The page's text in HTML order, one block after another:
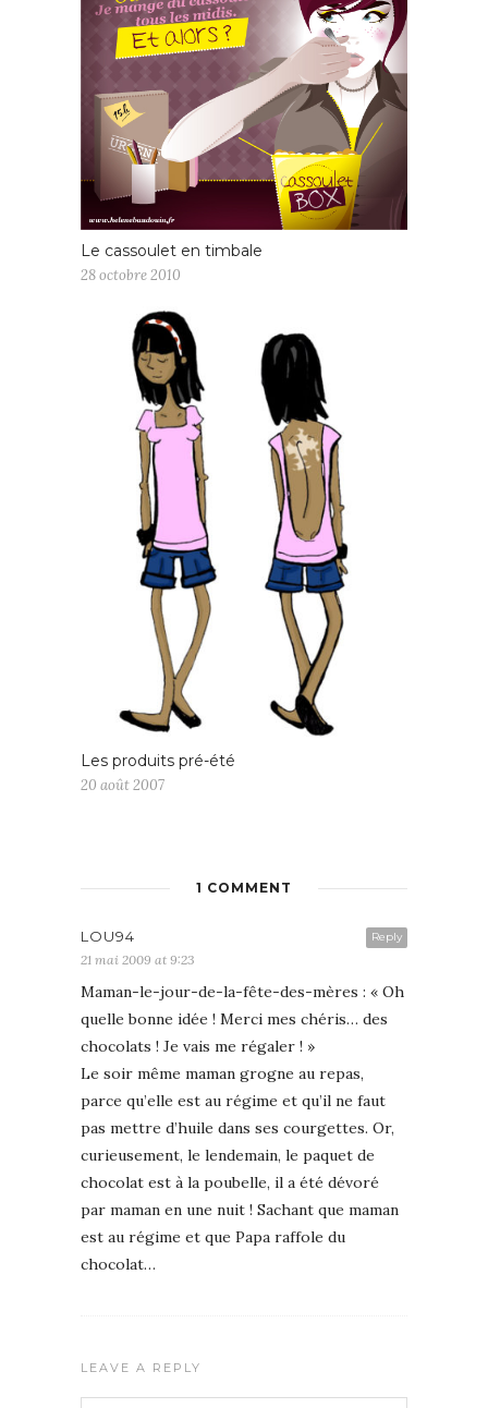
Le cassoulet en timbale
28 octobre 2010
Les produits pré-été
20 août 2007
1 COMMENT
Reply
LOU94
21 mai 2009 at 9:23
Maman-le-jour-de-la-fête-des-mères : « Oh
quelle bonne idée ! Merci mes chéris… des
chocolats ! Je vais me régaler ! »
Le soir même maman grogne au repas,
parce qu’elle est au régime et qu’il ne faut
pas mettre d’huile dans ses courgettes. Or,
curieusement, le lendemain, le paquet de
chocolat est à la poubelle, il a été dévoré
par maman en une nuit ! Sachant que maman
est au régime et que Papa raffole du
chocolat…
LEAVE A REPLY